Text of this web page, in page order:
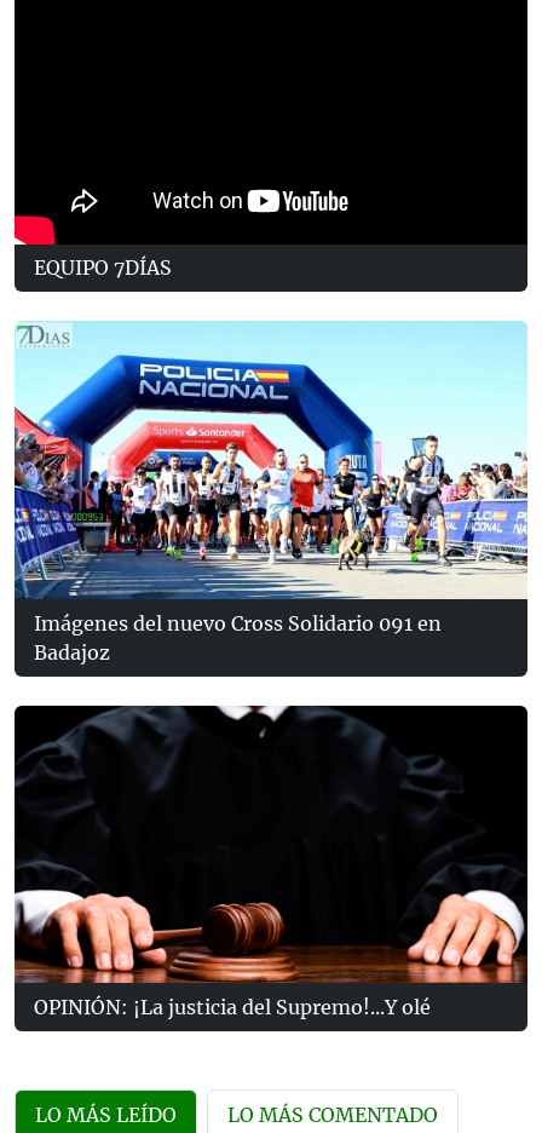
EQUIPO 7DÍAS
Imágenes del nuevo Cross Solidario 091 en
Badajoz
OPINIÓN: ¡La justicia del Supremo!...Y olé
LO MÁS LEÍDO LO MÁS COMENTADO